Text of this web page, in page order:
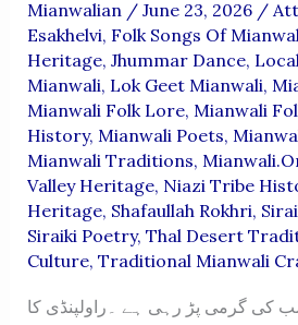
Mianwalian / June 23, 2026 /
Esakhelvi, Folk Songs Of
Heritage, Jhummar Dance,
Mianwali, Lok Geet Mianwali,
Mianwali Folk Lore, Mianwali
History, Mianwali Poets,
Mianwali Traditions,
Valley Heritage, Niazi Tribe
Heritage, Shafaullah Rokhri,
Siraiki Poetry, Thal Desert
Culture, Traditional Mianwali
کی گرمی پڑ رہی ہے ۔راولپنڈی کا